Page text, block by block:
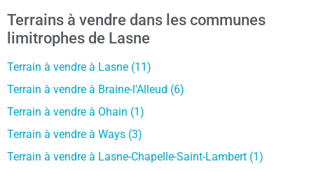
Terrains à vendre dans les communes
limitrophes de Lasne
Terrain à vendre à Lasne (11)
Terrain à vendre à Braine-l'Alleud (6)
Terrain à vendre à Ohain (1)
Terrain à vendre à Ways (3)
Terrain à vendre à Lasne-Chapelle-Saint-Lambert (1)